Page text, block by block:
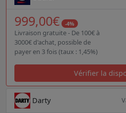
999,00€ -4%
Livraison gratuite - De 100€ à
3000€ d'achat, possible de
payer en 3 fois (taux : 1,45%)
Vérifier la
Darty